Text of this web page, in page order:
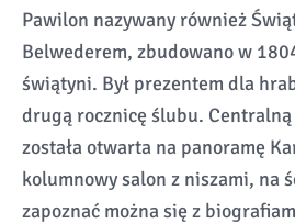
Pawilon nazywany również
Belwederem, zbudowano w
świątyni. Był prezentem dla
drugą rocznicę ślubu. Centralną
została otwarta na panoramę
kolumnowy salon z niszami, na
zapoznać można się z